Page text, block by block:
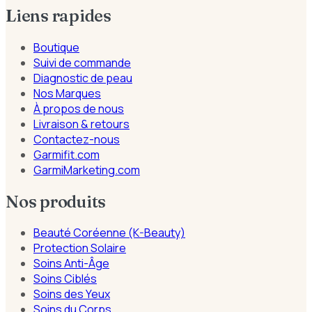
Liens rapides
Boutique
Suivi de commande
Diagnostic de peau
Nos Marques
À propos de nous
Livraison & retours
Contactez-nous
Garmifit.com
GarmiMarketing.com
Nos produits
Beauté Coréenne (K-Beauty)
Protection Solaire
Soins Anti-Âge
Soins Ciblés
Soins des Yeux